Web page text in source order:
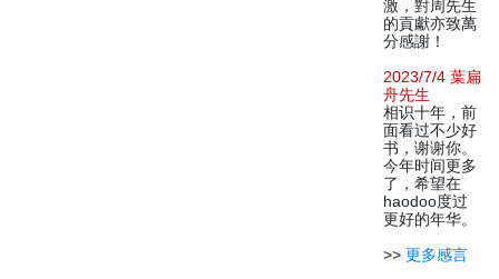
激，對周先生
的貢獻亦致萬
分感謝！
2023/7/4 葉扁
舟先生
相识十年，前
面看过不少好
书，谢谢你。
今年时间更多
了，希望在
haodoo度过
更好的年华。
>> 更多感言